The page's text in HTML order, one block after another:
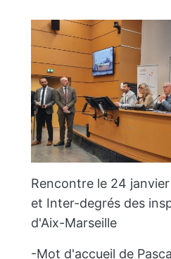
Rencontre le 24
et Inter-degrés des
d'Aix-Marseille
-Mot d'accueil de